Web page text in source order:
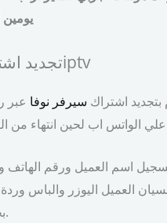
تجديد اشتراك نوفا الاصليiptv
بتجديد اشتراك سيرفر نوفا عبر
اسم العميل ورقم الهاتف
العميل اليوزر والباس
.